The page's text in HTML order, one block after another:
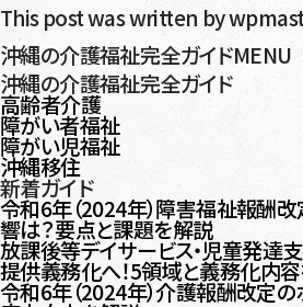
This post was written by
沖縄の介護福祉完全ガイドMENU
沖縄の介護福祉完全ガイド
高齢者介護
障がい者福祉
障がい児福祉
沖縄移住
新着ガイド
令和6年（2024年）障害福祉報酬
響は？要点と課題を解説
放課後等デイサービス・児童発達
提供義務化へ！5領域と義務化内
令和6年（2024年）介護報酬改定の